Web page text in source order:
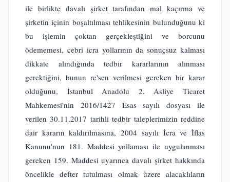
ile birlikte davalı şirket tarafından mal kaçırma ve
şirketin içinin boşaltılması tehlikesinin bulunduğunu ki
bu işlemin çoktan gerçekleştiğini ve borcunu
ödememesi, cebri icra yollarının da sonuçsuz kalması
dikkate alındığında tedbir kararlarının alınması
gerektiğini, bunun re'sen verilmesi gereken bir karar
olduğunu, İstanbul Anadolu 2. Asliye Ticaret
Mahkemesi'nin 2016/1427 Esas sayılı dosyası ile
verilen 30.11.2017 tarihli tedbir taleplerimizin reddine
dair kararın kaldırılmasına, 2004 sayılı İcra ve İflas
Kanunu'nun 181. Maddesi yollaması ile uygulanması
gereken 159. Maddesi uyarınca davalı şirket hakkında
öncelikle defter tutulması olmak üzere alacaklıların